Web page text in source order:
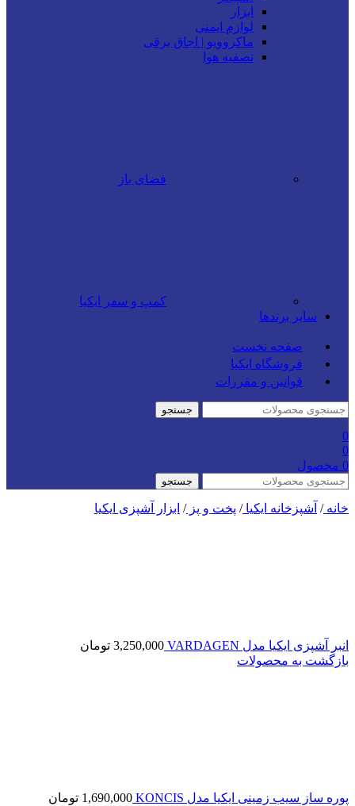
ابزار
لوازم ایمنی
ماکروویو | اجاق برقی
تصفیه هوا
فضای باز
کمپ و سفر ایکیا
سایر برندها
صفحه نخست
فروشگاه ایکیا
قوانین و مقررات
جستجو
0
0
0 محصول
جستجو
خانه/ آشپزخانه ایکیا/ پخت و پز/ ابزار آشپزی ایکیا
انبر آشپزی ایکیا مدل VARDAGEN 3,250,000 تومان
بازگشت به محصولات
پوره ساز سیب زمینی ایکیا مدل KONCIS 1,690,000 تومان